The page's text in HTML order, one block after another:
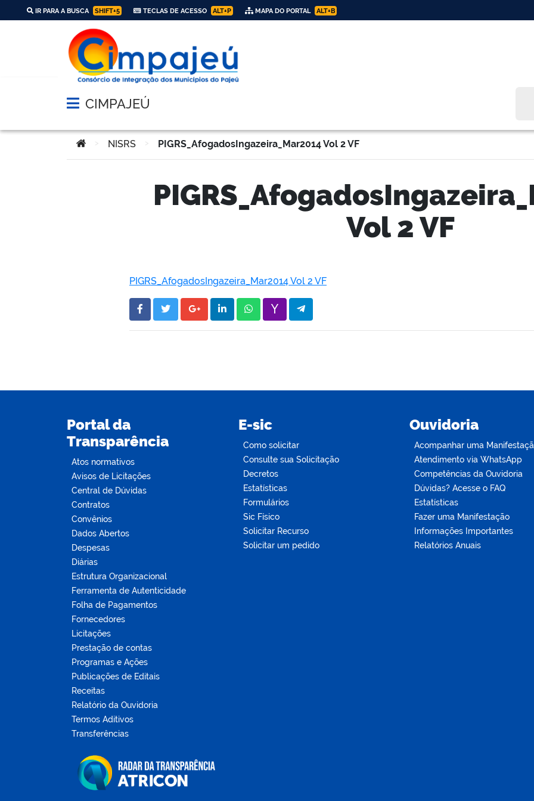
IR PARA A BUSCA SHIFT+5 TECLAS DE ACESSO ALT+P MAPA DO PORTAL ALT+B
Abrir menu principal de navegação
CIMPAJEÚ
Você está aqui:
> NISRS > PIGRS_AfogadosIngazeira_Mar2014 Vol 2 VF
Vol 2 VF
PIGRS_AfogadosIngazeira_Mar2014 Vol 2 VF
Portal da
Transparência
Atos normativos
Avisos de Licitações
Central de Dúvidas
Contratos
Convênios
Dados Abertos
Despesas
Diárias
Estrutura Organizacional
Ferramenta de Autenticidade
Folha de Pagamentos
Fornecedores
Licitações
Prestação de contas
Programas e Ações
Publicações de Editais
Receitas
Relatório da Ouvidoria
Termos Aditivos
Transferências
E-sic
Como solicitar
Consulte sua Solicitação
Decretos
Estatísticas
Formulários
Sic Físico
Solicitar Recurso
Solicitar um pedido
Ouvidoria
Acompanhar uma
Atendimento via WhatsApp
Competências da Ouvidoria
Dúvidas? Acesse o FAQ
Estatísticas
Fazer uma Manifestação
Informações Importantes
Relatórios Anuais